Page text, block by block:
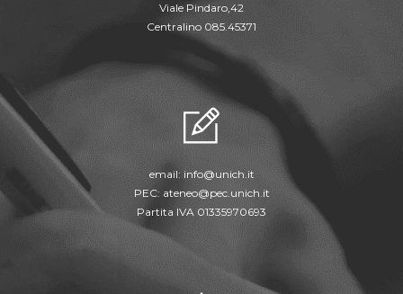
Viale Pindaro,42
Centralino 085.45371
email: info@unich.it
PEC: ateneo@pec.unich.it
Partita IVA 01335970693